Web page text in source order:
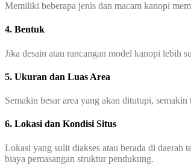
Memiliki beberapa jenis dan macam kanopi
4. Bentuk
Jika desain atau rancangan model kanopi lebih
5. Ukuran dan Luas Area
Semakin besar area yang akan ditutupi,
6. Lokasi dan Kondisi Situs
Lokasi yang sulit diakses atau berada di daerah
biaya pemasangan struktur pendukung.